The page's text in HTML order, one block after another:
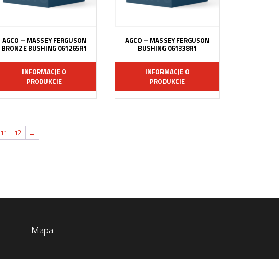
AGCO – MASSEY FERGUSON
BRONZE BUSHING 061265R1
INFORMACJE O
PRODUKCIE
AGCO – MASSEY FERGUSON
BUSHING 061338R1
INFORMACJE O
PRODUKCIE
11 12 →
Mapa